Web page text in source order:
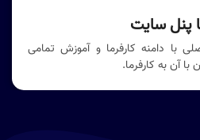
پنل سایت
با دامنه کارفرما و آموزش تمامی
آن به کارفرما.